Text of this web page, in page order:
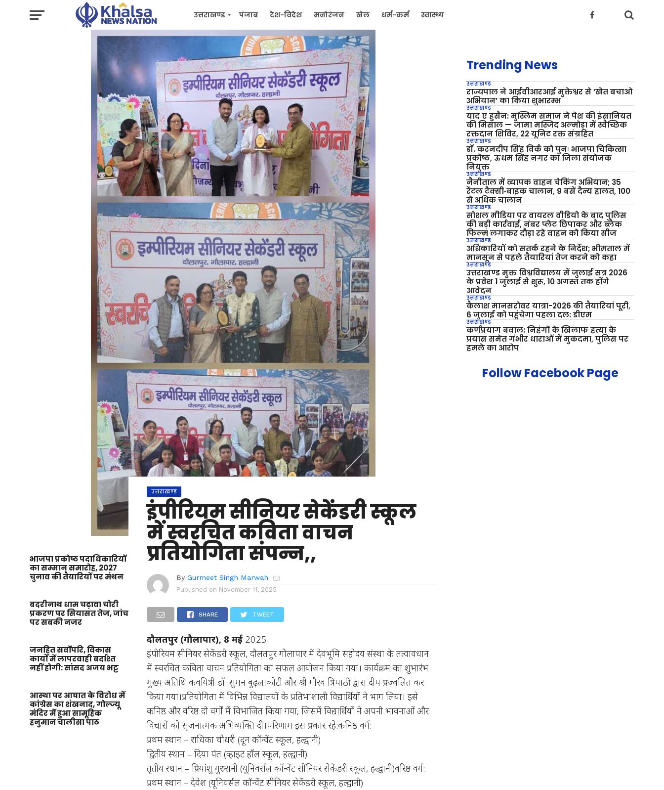
उत्तराखण्ड पंजाब देश-विदेश मनोरंजन खेल धर्म-कर्म स्वास्थ्य
जन मुद्दे
भाजपा प्रकोष्ठ पदाधिकारियों
का सम्मान समारोह, 2027
चुनाव की तैयारियों पर मंथन
बदरीनाथ धाम चढ़ावा चोरी
प्रकरण पर सियासत तेज, जांच
पर सबकी नजर
जनहित सर्वोपरि, विकास
कार्यों में लापरवाही बर्दाश्त
नहीं होगी: सांसद अजय भट्ट
आस्था पर आघात के विरोध में
कांग्रेस का शंखनाद, गोल्ज्यू
मंदिर में हुआ सामूहिक
हनुमान चालीसा पाठ
उत्तराखण्ड
इंपीरियम सीनियर सेकेंडरी स्कूल
में स्वरचित कविता वाचन
प्रतियोगिता संपन्न,,
By Gurmeet Singh Marwah
Published on November 11, 2025
SHARE TWEET
दौलतपुर (गौलापार), 8 मई 2025:
इंपीरियम सीनियर सेकेंडरी स्कूल, दौलतपुर गौलापार में देवभूमि सहोदय संस्था के तत्वावधान
में स्वरचित कविता वाचन प्रतियोगिता का सफल आयोजन किया गया। कार्यक्रम का शुभारंभ
मुख्य अतिथि कवयित्री डॉ. सुमन बुढ़लाकोटी और श्री गौरव त्रिपाठी द्वारा दीप प्रज्वलित कर
किया गया।प्रतियोगिता में विभिन्न विद्यालयों के प्रतिभाशाली विद्यार्थियों ने भाग लिया। इसे
कनिष्ठ और वरिष्ठ दो वर्गों में विभाजित किया गया, जिसमें विद्यार्थियों ने अपनी भावनाओं और
विचारों को सृजनात्मक अभिव्यक्ति दी।परिणाम इस प्रकार रहे:कनिष्ठ वर्ग:
प्रथम स्थान – राधिका चौधरी (दून कॉन्वेंट स्कूल, हल्द्वानी)
द्वितीय स्थान – दिया पंत (व्हाइट हॉल स्कूल, हल्द्वानी)
तृतीय स्थान – प्रियांशु गुरुरानी (यूनिवर्सल कॉन्वेंट सीनियर सेकेंडरी स्कूल, हल्द्वानी)वरिष्ठ वर्ग:
प्रथम स्थान – देवेश (यूनिवर्सल कॉन्वेंट सीनियर सेकेंडरी स्कूल, हल्द्वानी)
Trending News
उत्तराखण्ड
राज्यपाल ने आईवीआरआई मुक्तेश्वर से ‘खेत बचाओ
अभियान’ का किया शुभारम्भ
उत्तराखण्ड
याद ए हुसैन: मुस्लिम समाज ने पेश की इंसानियत
की मिसाल — जामा मस्जिद अल्मोड़ा में स्वैच्छिक
रक्तदान शिविर, 22 यूनिट रक्त संग्रहित
उत्तराखण्ड
डॉ. करनदीप सिंह विर्क को पुनः भाजपा चिकित्सा
प्रकोष्ठ, ऊधम सिंह नगर का जिला संयोजक
नियुक्त
उत्तराखण्ड
नैनीताल में व्यापक वाहन चेकिंग अभियान; 35
रेंटल टैक्सी‑बाइक चालान, 9 बसें दैन्य हालत, 100
से अधिक चालान
उत्तराखण्ड
सोशल मीडिया पर वायरल वीडियो के बाद पुलिस
की बड़ी कार्रवाई, नंबर प्लेट छिपाकर और ब्लैक
फिल्म लगाकर दौड़ा रहे वाहन को किया सीज
उत्तराखण्ड
अधिकारियों को सतर्क रहने के निर्देश; भीमताल में
मानसून से पहले तैयारियां तेज करने को कहा
उत्तराखण्ड
उत्तराखण्ड मुक्त विश्वविद्यालय में जुलाई सत्र 2026
के प्रवेश 1 जुलाई से शुरू, 10 अगस्त तक होंगे
आवेदन
उत्तराखण्ड
कैलाश मानसरोवर यात्रा-2026 की तैयारियां पूरी,
6 जुलाई को पहुंचेगा पहला दल: डीएम
उत्तराखण्ड
कर्णप्रयाग बवाल: निहंगों के खिलाफ हत्या के
प्रयास समेत गंभीर धाराओं में मुकदमा, पुलिस पर
हमले का आरोप
Follow Facebook Page